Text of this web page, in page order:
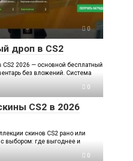
0
дроп в CS2
2026 — основной бесплатный
без вложений. Система
0
CS2 в 2026
скинов CS2 рано или
выбором: где выгоднее и
0